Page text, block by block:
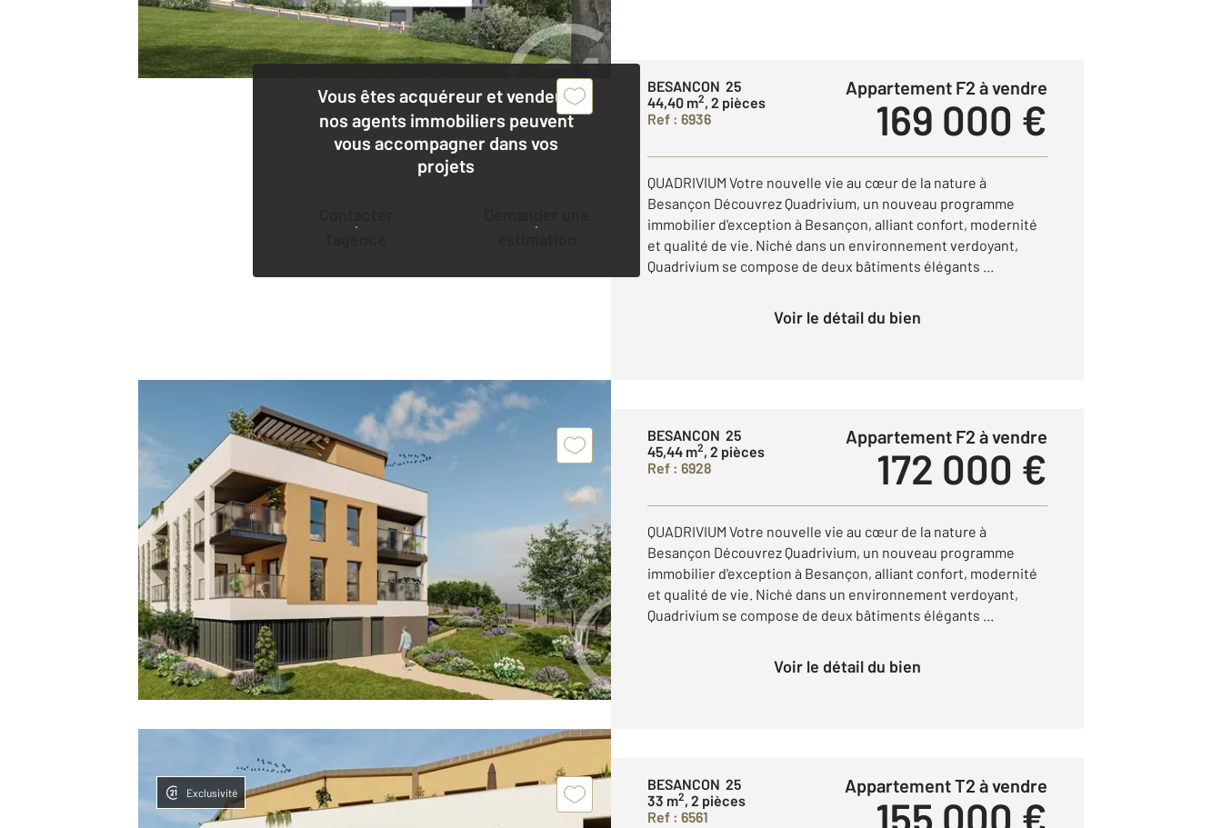
Vous êtes acquéreur et vendeur,
nos agents immobiliers peuvent
vous accompagner dans vos
projets
BESANCON 25
44,40 m2, 2 pièces
Ref : 6936
Appartement F2 à vendre
169 000 €
QUADRIVIUM Votre nouvelle vie au cœur de la nature à
Besançon Découvrez Quadrivium, un nouveau programme
immobilier d'exception à Besançon, alliant confort, modernité
et qualité de vie. Niché dans un environnement verdoyant,
Quadrivium se compose de deux bâtiments élégants ...
Voir le détail du bien
BESANCON 25
45,44 m2, 2 pièces
Ref : 6928
Appartement F2 à vendre
172 000 €
QUADRIVIUM Votre nouvelle vie au cœur de la nature à
Besançon Découvrez Quadrivium, un nouveau programme
immobilier d'exception à Besançon, alliant confort, modernité
et qualité de vie. Niché dans un environnement verdoyant,
Quadrivium se compose de deux bâtiments élégants ...
Voir le détail du bien
Exclusivité
BESANCON 25
33 m2, 2 pièces
Ref : 6561
Appartement T2 à vendre
155 000 €